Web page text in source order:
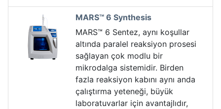
MARS™ 6 Synthesis
MARS™ 6 Sentez, aynı koşullar
altında paralel reaksiyon prosesi
sağlayan çok modlu bir
mikrodalga sistemidir. Birden
fazla reaksiyon kabını aynı anda
çalıştırma yeteneği, büyük
laboratuvarlar için avantajlıdır,